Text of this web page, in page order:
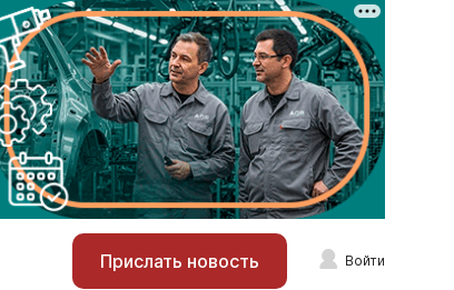
Прислать новость Войти